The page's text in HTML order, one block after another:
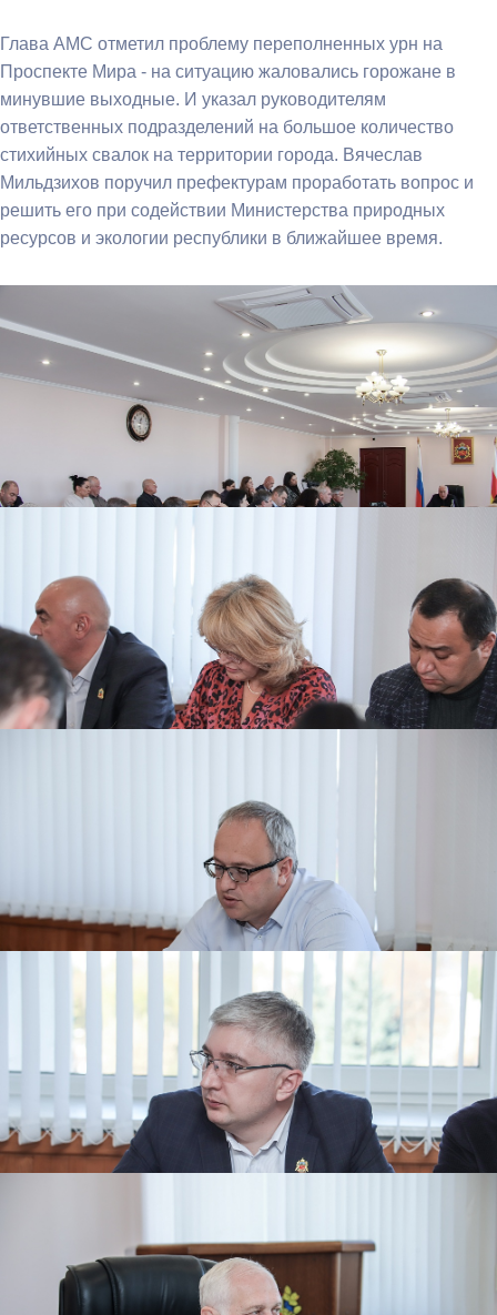
Глава АМС отметил проблему переполненных урн на
Проспекте Мира - на ситуацию жаловались горожане в
минувшие выходные. И указал руководителям
ответственных подразделений на большое количество
стихийных свалок на территории города. Вячеслав
Мильдзихов поручил префектурам проработать вопрос и
решить его при содействии Министерства природных
ресурсов и экологии республики в ближайшее время.